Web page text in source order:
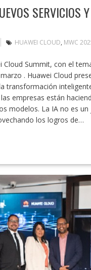
SERVICIOS
HUAWEI CLOUD, MWC
Cloud Summit, con el
. Huawei Cloud
transformación
empresas están
modelos. La IA no es
los logros de…